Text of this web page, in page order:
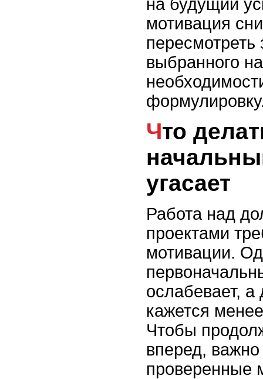
на будущий
мотивация
пересмотреть
выбранного
Что делать, если
угасает
Работа над
проектами
мотивации.
ослабевает,
кажется
Чтобы
вперед,
проверенные